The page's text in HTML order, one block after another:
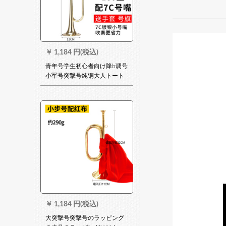
￥ 1,184 円(税込)
青年号学生初心者向け降b调号
小军号突撃号纯铜大人トート
(金色)180型に7 C银色キャッ
￥ 1,184 円(税込)
大突撃号突撃号のラッピング